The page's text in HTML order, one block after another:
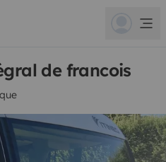
de francois